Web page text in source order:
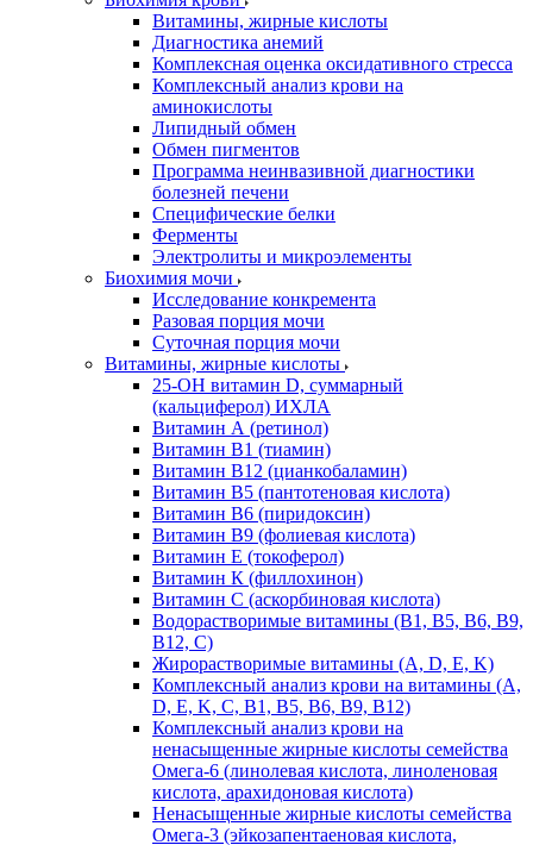
Витамины, жирные кислоты
Диагностика анемий
Комплексная оценка оксидативного стресса
Комплексный анализ крови на
аминокислоты
Липидный обмен
Обмен пигментов
Программа неинвазивной диагностики
болезней печени
Специфические белки
Ферменты
Электролиты и микроэлементы
Биохимия мочи
Исследование конкремента
Разовая порция мочи
Суточная порция мочи
Витамины, жирные кислоты
25-OH витамин D, суммарный
(кальциферол) ИХЛА
Витамин А (ретинол)
Витамин В1 (тиамин)
Витамин В12 (цианкобаламин)
Витамин В5 (пантотеновая кислота)
Витамин В6 (пиридоксин)
Витамин В9 (фолиевая кислота)
Витамин Е (токоферол)
Витамин К (филлохинон)
Витамин С (аскорбиновая кислота)
Водорастворимые витамины (B1, B5, B6, В9,
В12, С)
Жирорастворимые витамины (A, D, E, K)
Комплексный анализ крови на витамины (A,
D, E, K, C, B1, B5, B6, В9, B12)
Комплексный анализ крови на
ненасыщенные жирные кислоты семейства
Омега-6 (линолевая кислота, линоленовая
кислота, арахидоновая кислота)
Ненасыщенные жирные кислоты семейства
Омега-3 (эйкозапентаеновая кислота,